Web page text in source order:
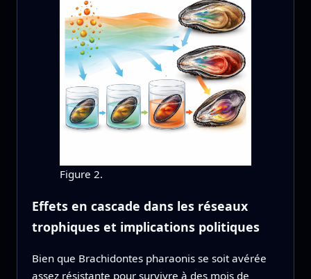
Figure 2.
Effets en cascade dans les réseaux
trophiques et implications politiques
Bien que Brachidontes pharaonis se soit avérée
assez résistante pour survivre à des mois de